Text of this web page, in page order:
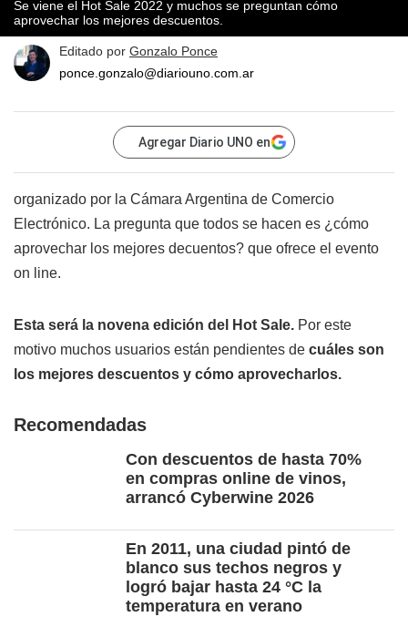
Se viene el Hot Sale 2022 y muchos se preguntan cómo
aprovechar los mejores descuentos.
Editado por Gonzalo Ponce
ponce.gonzalo@diariouno.com.ar
Agregar Diario UNO en
organizado por la Cámara Argentina de Comercio
Electrónico. La pregunta que todos se hacen es ¿cómo
aprovechar los mejores decuentos? que ofrece el evento
on line.
Esta será la novena edición del Hot Sale. Por este
motivo muchos usuarios están pendientes de cuáles son
los mejores descuentos y cómo aprovecharlos.
Recomendadas
Con descuentos de hasta 70%
en compras online de vinos,
arrancó Cyberwine 2026
En 2011, una ciudad pintó de
blanco sus techos negros y
logró bajar hasta 24 °C la
temperatura en verano